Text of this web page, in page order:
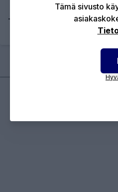
Tuotenumero: 16-TC1000
Tämä sivusto